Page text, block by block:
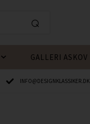
GALLERI ASKOV
INFO@DESIGNKLASSIKER.DK